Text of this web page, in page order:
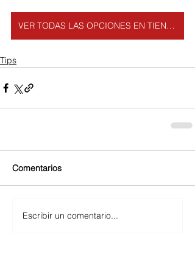
VER TODAS LAS OPCIONES EN TIENDA
Tips
Comentarios
Escribir un comentario...